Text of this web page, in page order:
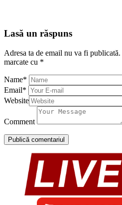
Lasă un răspuns
Adresa ta de email nu va fi publicată.
marcate cu *
Name*
Email*
Website
Comment